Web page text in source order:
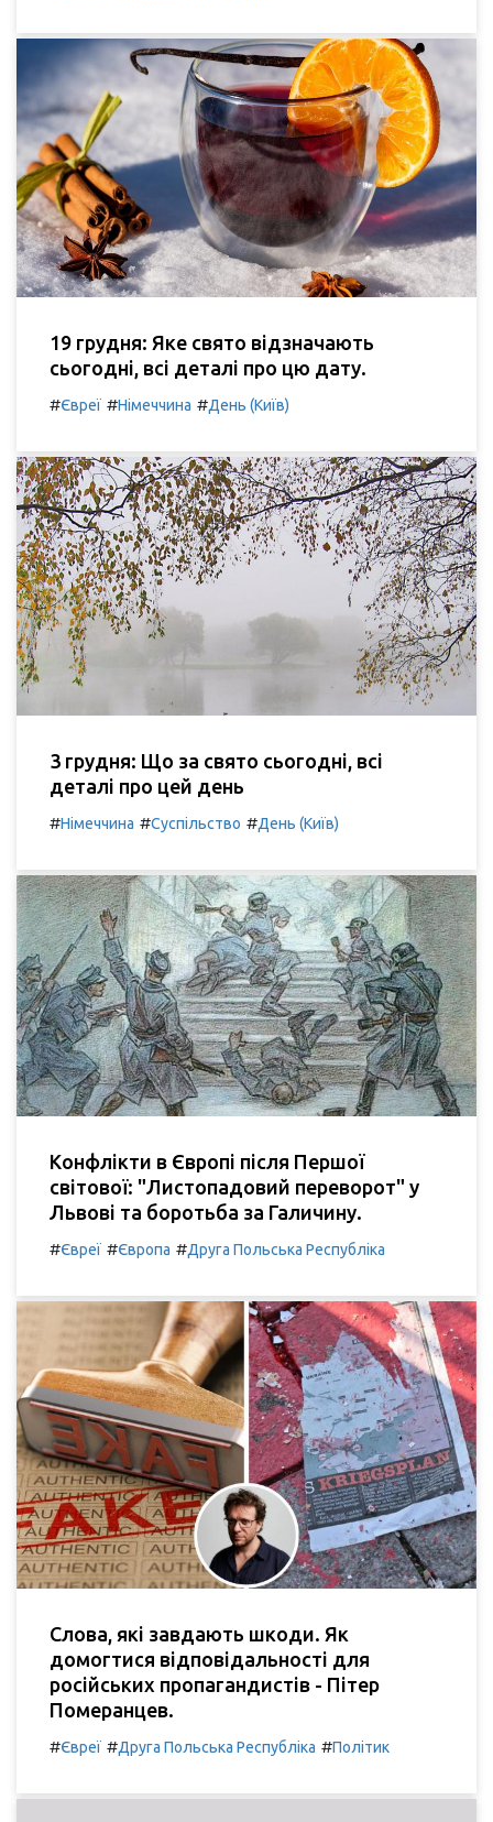
19 грудня: Яке свято відзначають
сьогодні, всі деталі про цю дату.
#Євреї #Німеччина #День (Київ)
3 грудня: Що за свято сьогодні, всі
деталі про цей день
#Німеччина #Суспільство #День (Київ)
Конфлікти в Європі після Першої
світової: "Листопадовий переворот" у
Львові та боротьба за Галичину.
#Євреї #Європа #Друга Польська Республіка
Слова, які завдають шкоди. Як
домогтися відповідальності для
російських пропагандистів - Пітер
Померанцев.
#Євреї #Друга Польська Республіка #Політик